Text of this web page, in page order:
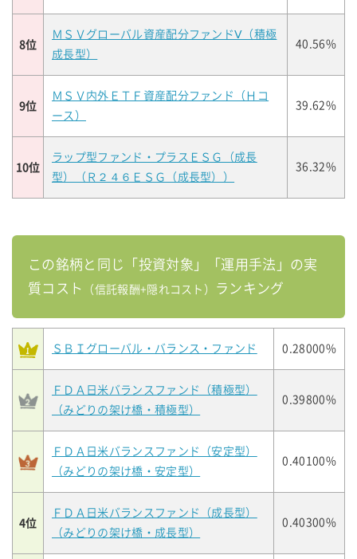
8位
ＭＳＶグローバル資産配分ファンドⅤ（積極
成長型）
40.56%
9位
ＭＳＶ内外ＥＴＦ資産配分ファンド（Ｈコ
ース）
39.62%
10位
ラップ型ファンド・プラスＥＳＧ（成長
型）（Ｒ２４６ＥＳＧ（成長型））
36.32%
この銘柄と同じ「投資対象」「運用手法」の実
質コスト
（信託報酬+隠れコスト） ランキング
ＳＢＩグローバル・バランス・ファンド 0.28000%
ＦＤＡ日米バランスファンド（積極型）
（みどりの架け橋・積極型）
0.39800%
ＦＤＡ日米バランスファンド（安定型）
（みどりの架け橋・安定型）
0.40100%
4位
ＦＤＡ日米バランスファンド（成長型）
（みどりの架け橋・成長型）
0.40300%